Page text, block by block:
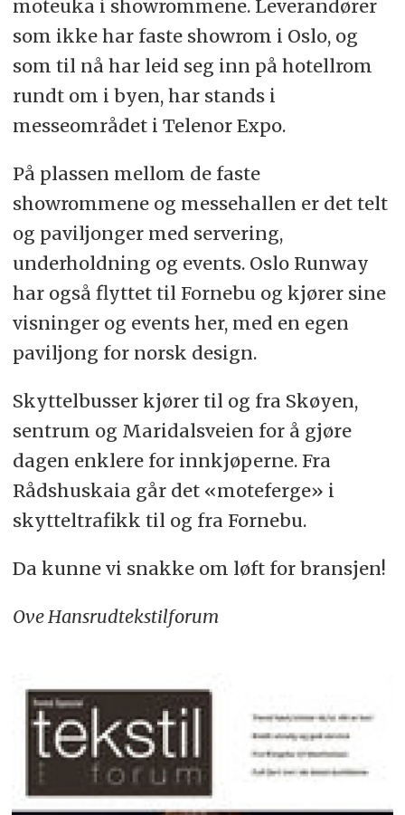
moteuka i showrommene. Leverandører
som ikke har faste showrom i Oslo, og
som til nå har leid seg inn på hotellrom
rundt om i byen, har stands i
messeområdet i Telenor Expo.
På plassen mellom de faste
showrommene og messehallen er det telt
og paviljonger med servering,
underholdning og events. Oslo Runway
har også flyttet til Fornebu og kjører sine
visninger og events her, med en egen
paviljong for norsk design.
Skyttelbusser kjører til og fra Skøyen,
sentrum og Maridalsveien for å gjøre
dagen enklere for innkjøperne. Fra
Rådshuskaia går det «moteferge» i
skytteltrafikk til og fra Fornebu.
Da kunne vi snakke om løft for bransjen!
Ove Hansrudtekstilforum